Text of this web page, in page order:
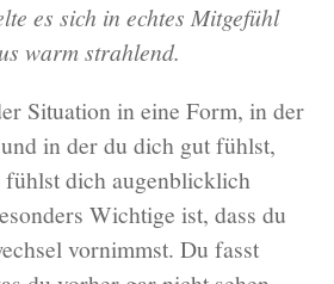
es sich in echtes Mitgefühl
warm strahlend.
Situation in eine Form, in der
in der du dich gut fühlst,
dich augenblicklich
Wichtige ist, dass du
vornimmst. Du fasst